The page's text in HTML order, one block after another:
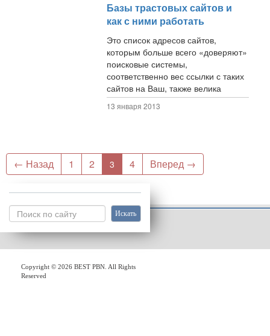
Базы трастовых сайтов и
как с ними работать
Это список адресов сайтов,
которым больше всего «доверяют»
поисковые системы,
соответственно вес ссылки с таких
сайтов на Ваш, также велика
13 января 2013
← Назад 1 2 3 4 Вперед →
Copyright © 2026 BEST PBN. All Rights
Reserved